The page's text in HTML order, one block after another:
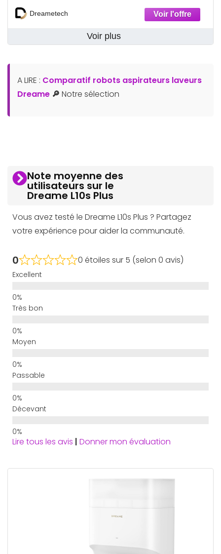
Dreametech
Voir plus
A LIRE : Comparatif robots aspirateurs laveurs
Dreame 🔎 Notre sélection
Note moyenne des
utilisateurs sur le
Dreame L10s Plus
Vous avez testé le Dreame L10s Plus ? Partagez
votre expérience pour aider la communauté.
0 0 étoiles sur 5 (selon 0 avis)
Excellent
Très bon
Moyen
Passable
Décevant
Lire tous les avis | Donner mon évaluation